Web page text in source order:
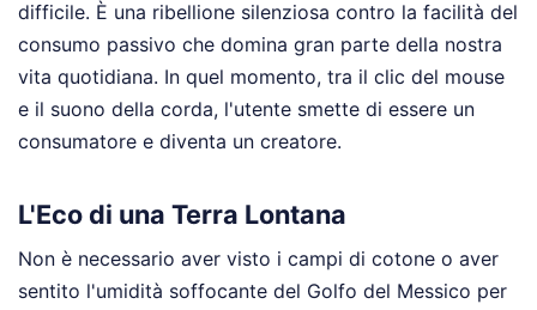
difficile. È una ribellione silenziosa contro la facilità del
consumo passivo che domina gran parte della nostra
vita quotidiana. In quel momento, tra il clic del mouse
e il suono della corda, l'utente smette di essere un
consumatore e diventa un creatore.
L'Eco di una Terra Lontana
Non è necessario aver visto i campi di cotone o aver
sentito l'umidità soffocante del Golfo del Messico per